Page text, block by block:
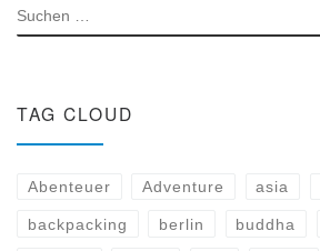
SUCHE
TAG CLOUD
Abenteuer Adventure asia
backpacking berlin buddha